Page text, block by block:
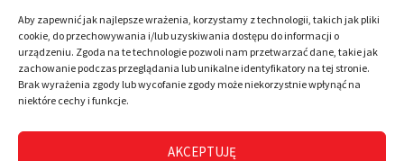
Aby zapewnić jak najlepsze wrażenia, korzystamy z technologii, takich jak pliki
cookie, do przechowywania i/lub uzyskiwania dostępu do informacji o
urządzeniu. Zgoda na te technologie pozwoli nam przetwarzać dane, takie jak
zachowanie podczas przeglądania lub unikalne identyfikatory na tej stronie.
Brak wyrażenia zgody lub wycofanie zgody może niekorzystnie wpłynąć na
niektóre cechy i funkcje.
AKCEPTUJĘ
Informacje
RODO
Polityka cookies